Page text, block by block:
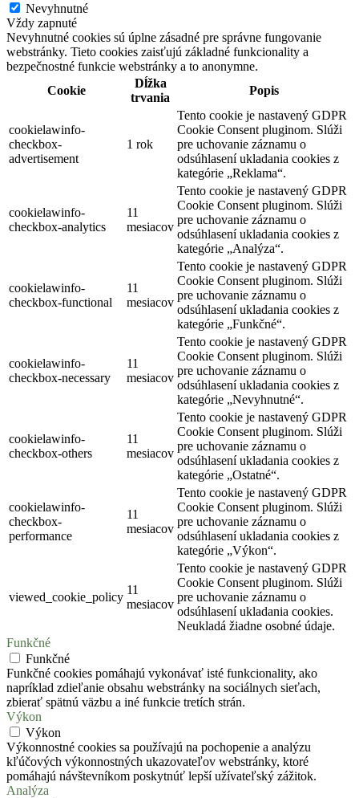
Nevyhnutné
Vždy zapnuté
Nevyhnutné cookies sú úplne zásadné pre správne fungovanie
webstránky. Tieto cookies zaisťujú základné funkcionality a
bezpečnostné funkcie webstránky a to anonymne.
Cookie
Dĺžka
trvania
Popis
cookielawinfo-
checkbox-
advertisement
1 rok
Tento cookie je nastavený GDPR
Cookie Consent pluginom. Slúži
pre uchovanie záznamu o
odsúhlasení ukladania cookies z
kategórie „Reklama“.
cookielawinfo-
checkbox-analytics
11
mesiacov
Tento cookie je nastavený GDPR
Cookie Consent pluginom. Slúži
pre uchovanie záznamu o
odsúhlasení ukladania cookies z
kategórie „Analýza“.
cookielawinfo-
checkbox-functional
11
mesiacov
Tento cookie je nastavený GDPR
Cookie Consent pluginom. Slúži
pre uchovanie záznamu o
odsúhlasení ukladania cookies z
kategórie „Funkčné“.
cookielawinfo-
checkbox-necessary
11
mesiacov
Tento cookie je nastavený GDPR
Cookie Consent pluginom. Slúži
pre uchovanie záznamu o
odsúhlasení ukladania cookies z
kategórie „Nevyhnutné“.
cookielawinfo-
checkbox-others
11
mesiacov
Tento cookie je nastavený GDPR
Cookie Consent pluginom. Slúži
pre uchovanie záznamu o
odsúhlasení ukladania cookies z
kategórie „Ostatné“.
cookielawinfo-
checkbox-
performance
11
mesiacov
Tento cookie je nastavený GDPR
Cookie Consent pluginom. Slúži
pre uchovanie záznamu o
odsúhlasení ukladania cookies z
kategórie „Výkon“.
viewed_cookie_policy
11
mesiacov
Tento cookie je nastavený GDPR
Cookie Consent pluginom. Slúži
pre uchovanie záznamu o
odsúhlasení ukladania cookies.
Neukladá žiadne osobné údaje.
Funkčné
Funkčné
Funkčné cookies pomáhajú vykonávať isté funkcionality, ako
napríklad zdieľanie obsahu webstránky na sociálnych sieťach,
zbierať spätnú väzbu a iné funkcie tretích strán.
Výkon
Výkon
Výkonnostné cookies sa používajú na pochopenie a analýzu
kľúčových výkonnostných ukazovateľov webstránky, ktoré
pomáhajú návštevníkom poskytnúť lepší užívateľský zážitok.
Analýza